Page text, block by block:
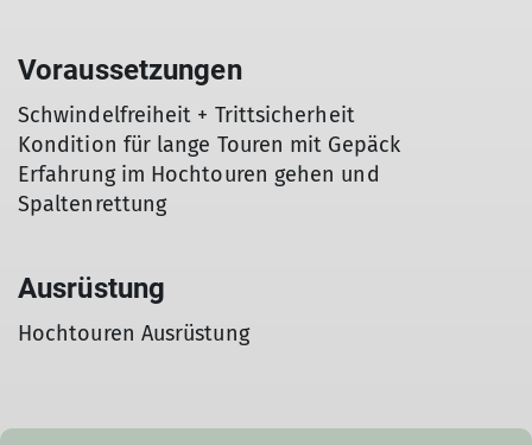
Voraussetzungen
Schwindelfreiheit + Trittsicherheit
Kondition für lange Touren mit Gepäck
Erfahrung im Hochtouren gehen und
Spaltenrettung
Ausrüstung
Hochtouren Ausrüstung